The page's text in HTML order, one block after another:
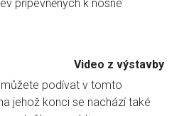
připevněných k nosné
Video z výstavby
podívat v tomto
jehož konci se nachází také